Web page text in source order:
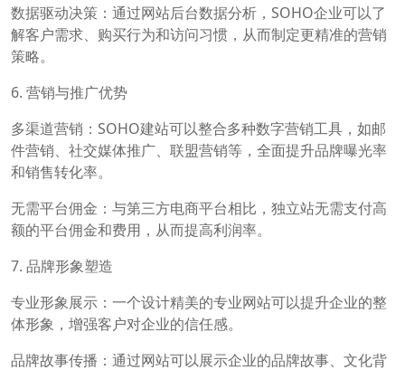
数据驱动决策：通过网站后台数据分析，SOHO企业可以了
解客户需求、购买行为和访问习惯，从而制定更精准的营销
策略。
6. 营销与推广优势
多渠道营销：SOHO建站可以整合多种数字营销工具，如邮
件营销、社交媒体推广、联盟营销等，全面提升品牌曝光率
和销售转化率。
无需平台佣金：与第三方电商平台相比，独立站无需支付高
额的平台佣金和费用，从而提高利润率。
7. 品牌形象塑造
专业形象展示：一个设计精美的专业网站可以提升企业的整
体形象，增强客户对企业的信任感。
品牌故事传播：通过网站可以展示企业的品牌故事、文化背